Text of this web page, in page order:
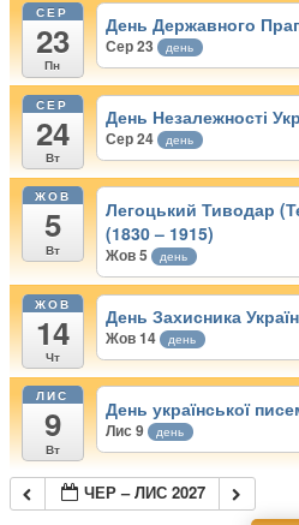
СЕР
23
Пн
День Державного
Сер 23 день
СЕР
24
Вт
День Незалежності
Сер 24 день
ЖОВ
5
Вт
Легоцький Тиводар
(1830 – 1915)
Жов 5 день
ЖОВ
14
Чт
День Захисника
Жов 14 день
ЛИС
9
Вт
День української
Лис 9 день
ЧЕР – ЛИС 2027